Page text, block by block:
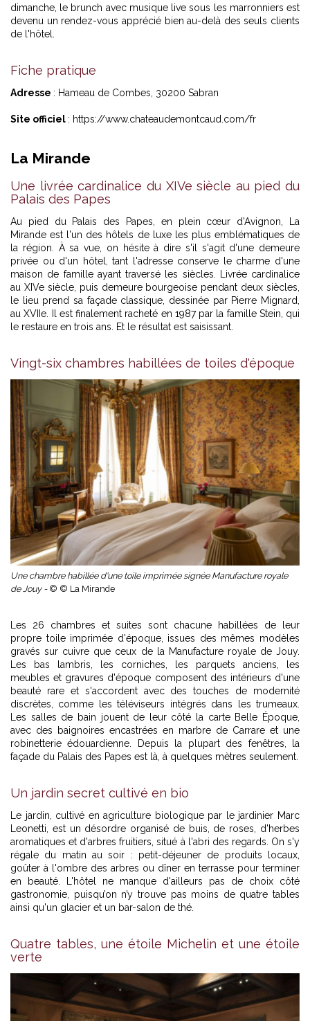
dimanche, le brunch avec musique live sous les marronniers est
devenu un rendez-vous apprécié bien au-delà des seuls clients
de l'hôtel.
Fiche pratique
Adresse : Hameau de Combes, 30200 Sabran
Site officiel : https://www.chateaudemontcaud.com/fr
La Mirande
Une livrée cardinalice du XIVe siècle au pied du
Palais des Papes
Au pied du Palais des Papes, en plein cœur d'Avignon, La
Mirande est l'un des hôtels de luxe les plus emblématiques de
la région. À sa vue, on hésite à dire s'il s'agit d'une demeure
privée ou d'un hôtel, tant l'adresse conserve le charme d'une
maison de famille ayant traversé les siècles. Livrée cardinalice
au XIVe siècle, puis demeure bourgeoise pendant deux siècles,
le lieu prend sa façade classique, dessinée par Pierre Mignard,
au XVIIe. Il est finalement racheté en 1987 par la famille Stein, qui
le restaure en trois ans. Et le résultat est saisissant.
Vingt-six chambres habillées de toiles d'époque
Une chambre habillée d'une toile imprimée signée Manufacture royale
de Jouy - © © La Mirande
Les 26 chambres et suites sont chacune habillées de leur
propre toile imprimée d'époque, issues des mêmes modèles
gravés sur cuivre que ceux de la Manufacture royale de Jouy.
Les bas lambris, les corniches, les parquets anciens, les
meubles et gravures d'époque composent des intérieurs d'une
beauté rare et s'accordent avec des touches de modernité
discrètes, comme les téléviseurs intégrés dans les trumeaux.
Les salles de bain jouent de leur côté la carte Belle Époque,
avec des baignoires encastrées en marbre de Carrare et une
robinetterie édouardienne. Depuis la plupart des fenêtres, la
façade du Palais des Papes est là, à quelques mètres seulement.
Un jardin secret cultivé en bio
Le jardin, cultivé en agriculture biologique par le jardinier Marc
Leonetti, est un désordre organisé de buis, de roses, d'herbes
aromatiques et d'arbres fruitiers, situé à l'abri des regards. On s'y
régale du matin au soir : petit-déjeuner de produits locaux,
goûter à l'ombre des arbres ou dîner en terrasse pour terminer
en beauté. L'hôtel ne manque d'ailleurs pas de choix côté
gastronomie, puisqu’on n’y trouve pas moins de quatre tables
ainsi qu'un glacier et un bar-salon de thé.
Quatre tables, une étoile Michelin et une étoile
verte